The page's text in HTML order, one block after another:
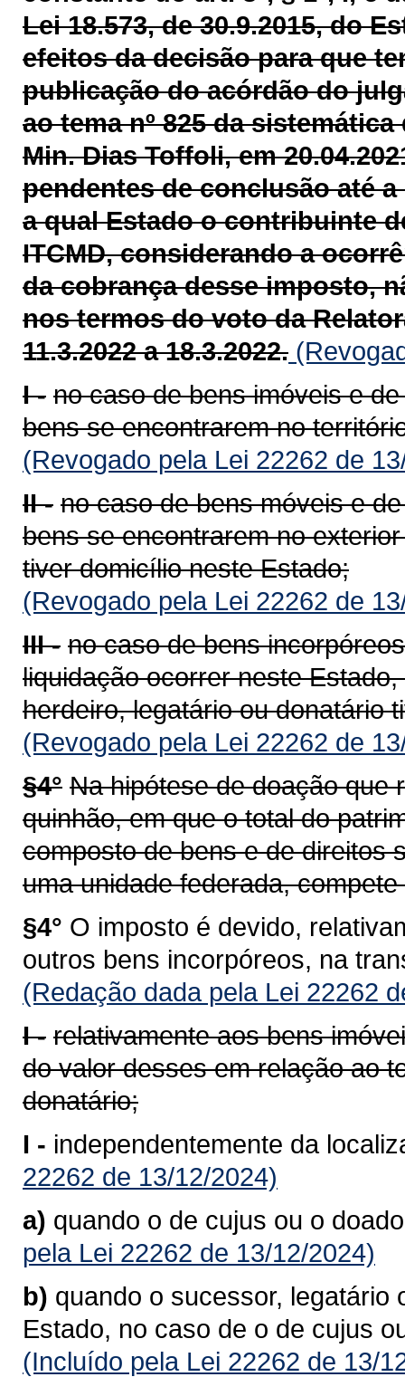
Lei 18.573, de 30.9.2015, do
efeitos da decisão para que
publicação do acórdão do
ao tema nº 825 da
Min. Dias Toffoli, em
pendentes de conclusão até
a qual Estado o contribuinte
ITCMD, considerando a
da cobrança desse imposto,
nos termos do voto da
11.3.2022 a 18.3.2022.
I - no caso de bens imóveis e
bens se encontrarem no
(Revogado pela Lei 22262 de
II - no caso de bens móveis e
bens se encontrarem no
tiver domicílio neste Estado;
(Revogado pela Lei 22262 de
III - no caso de bens
liquidação ocorrer neste
herdeiro, legatário ou donatário
(Revogado pela Lei 22262 de
§4° Na hipótese de doação que
quinhão, em que o total do
composto de bens e de direitos
uma unidade federada,
§4° O imposto é devido,
outros bens incorpóreos, na
(Redação dada pela Lei 22262
I - relativamente aos bens
do valor desses em relação ao
donatário;
I - independentemente da
22262 de 13/12/2024)
a) quando o de cujus ou o
pela Lei 22262 de 13/12/2024)
b) quando o sucessor, legatário
Estado, no caso de o de cujus
(Incluído pela Lei 22262 de 13/